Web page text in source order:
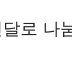
로 나